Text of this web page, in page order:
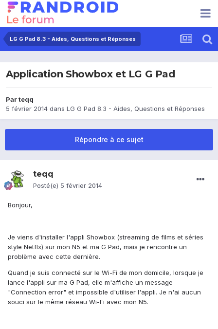
LG G Pad 8.3 - Aides, Questions et Réponses
Application Showbox et LG G Pad
Parteqq
5 février 2014 dans LG G Pad 8.3 - Aides, Questions et Réponses
Répondre à ce sujet
teqq
Posté(e) 5 février 2014
Bonjour,
Je viens d'installer l'appli Showbox (streaming de films et séries
style Netflx) sur mon N5 et ma G Pad, mais je rencontre un
problème avec cette dernière.
Quand je suis connecté sur le Wi-Fi de mon domicile, lorsque je
lance l'appli sur ma G Pad, elle m'affiche un message
"Connection error" et impossible d'utiliser l'appli. Je n'ai aucun
souci sur le même réseau Wi-Fi avec mon N5.